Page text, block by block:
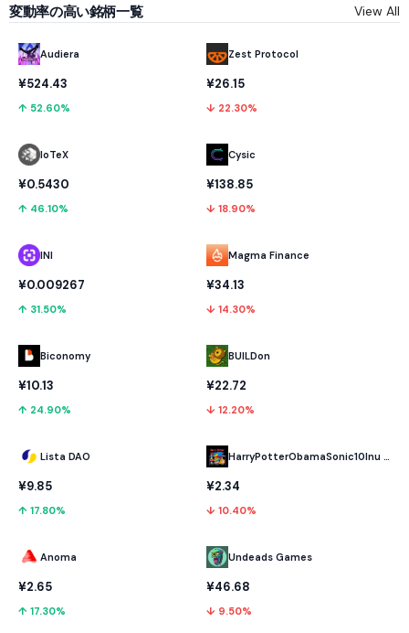
変動率の高い銘柄一覧 View All
Audiera
¥524.43
↑ 52.60%
IoTeX
¥0.5430
↑ 46.10%
INI
¥0.009267
↑ 31.50%
Biconomy
¥10.13
↑ 24.90%
Lista DAO
¥9.85
↑ 17.80%
Anoma
¥2.65
↑ 17.30%
Zest Protocol
¥26.15
↓ 22.30%
Cysic
¥138.85
↓ 18.90%
Magma Finance
¥34.13
↓ 14.30%
BUILDon
¥22.72
↓ 12.20%
HarryPotterObamaSonic10Inu (ETH)
¥2.34
↓ 10.40%
Undeads Games
¥46.68
↓ 9.50%